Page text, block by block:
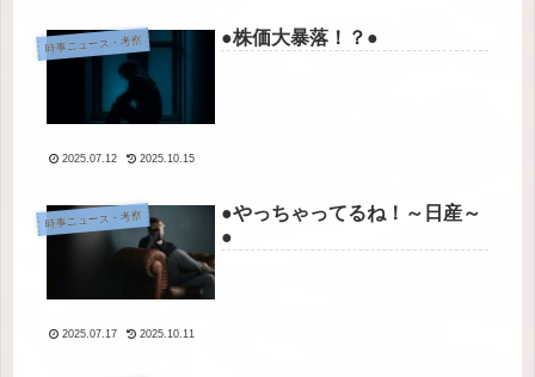
時事ニュース・考察 ●株価大暴落！？●
2025.07.12 2025.10.15
時事ニュース・考察
●やっちゃってるね！～日産～
●
2025.07.17 2025.10.11